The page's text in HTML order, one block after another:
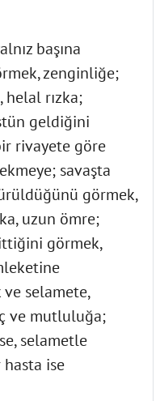
başına
zenginliğe;
helal rızka;
geldiğini
rivayete göre
savaşta
görmek,
uzun ömre;
görmek,
selamete,
ve mutluluğa;
selametle
ise